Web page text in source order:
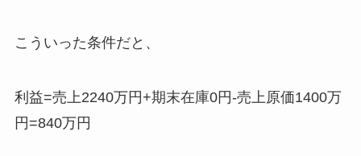
こういった条件だと、
利益=売上2240万円+期末在庫0円-売上原価1400万
円=840万円